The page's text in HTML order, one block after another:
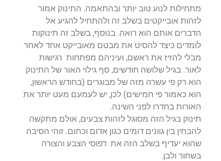
מתחילות לנוע טוב יותר ובהתאמה. התינוק אמור
לזהות אובייקטים בשלב זה ולהתחיל להגיע אל
הדברים אותם הוא רואה. בנוסף, בשלב זה תינוקות
לומדים כיצד להסיט את מבטם מאובייקט אחד לאחר
מבלי להזיז את ראשם, ועיניהם מפתחות רגישות
לאור. בגיל שלושה חודשים, סף גילוי האור של התינוק
הוא רק פי עשרה מזה של מבוגרים (בחודש הראשון,
הוא כאמור פי חמישים) לכן, יש לעמעם מעט יותר את
האורות בחדרו לפני השינה.
תינוק בגיל הזה מסוגל לזהות צבעים, אולם מתקשה
להבחין בין גוונים דומים כגון אדום וכתום. זוהי הסיבה
שהוא יעדיף בשלב הזה את דפוסי הצבע והצורה
בשחור ולבן.